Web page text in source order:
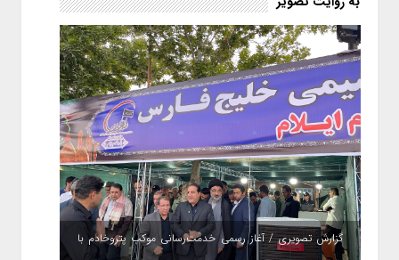
گزارش تصویری / آغاز رسمی خدمت‌رسانی موکب پتروخادم با